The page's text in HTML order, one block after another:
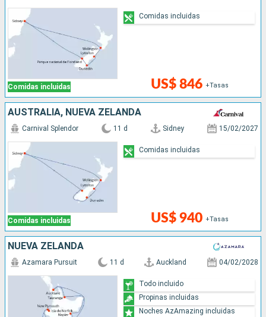
Comidas incluidas US$ 846 +Tasas
Comidas incluidas
AUSTRALIA, NUEVA ZELANDA
Comidas incluidas
Carnival Splendor 11 d Sidney 15/02/2027
US$ 940 +Tasas
Comidas incluidas
NUEVA ZELANDA
Azamara Pursuit 11 d Auckland 04/02/2028
Todo incluido
Propinas incluidas
Noches AzAmazing incluidas